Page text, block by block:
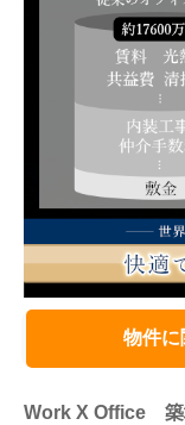
物件に
Work X Office 築